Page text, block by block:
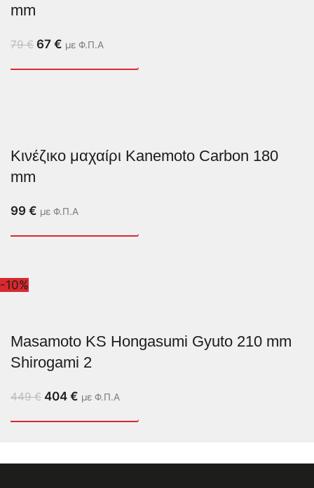
mm
79€ 67 € με Φ.Π.Α
Κινέζικο μαχαίρι Kanemoto Carbon 180
mm
99 € με Φ.Π.Α
-10%
Masamoto KS Hongasumi Gyuto 210 mm
Shirogami 2
449€ 404 € με Φ.Π.Α